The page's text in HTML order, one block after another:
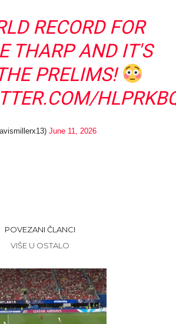
RECORD FOR
THARP AND IT'S
PRELIMS!
June 11, 2026
POVEZANI ČLANCI
VIŠE U OSTALO